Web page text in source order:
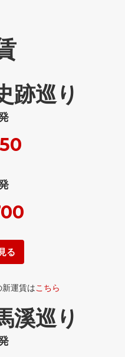
跡巡り
る
運賃はこちら
巡り